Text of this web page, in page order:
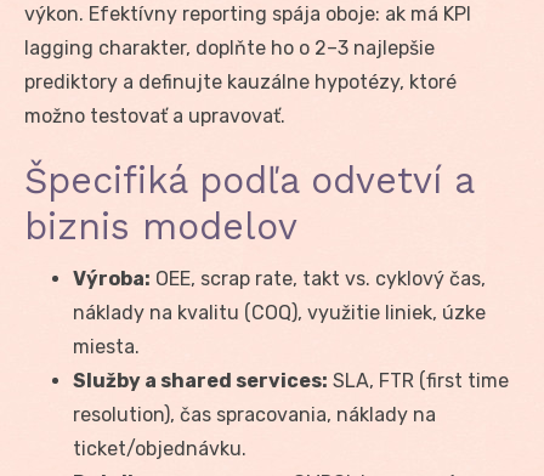
výkon. Efektívny reporting spája oboje: ak má KPI
lagging charakter, doplňte ho o 2–3 najlepšie
prediktory a definujte kauzálne hypotézy, ktoré
možno testovať a upravovať.
Špecifiká podľa odvetví a
biznis modelov
Výroba: OEE, scrap rate, takt vs. cyklový čas,
náklady na kvalitu (COQ), využitie liniek, úzke
miesta.
Služby a shared services: SLA, FTR (first time
resolution), čas spracovania, náklady na
ticket/objednávku.